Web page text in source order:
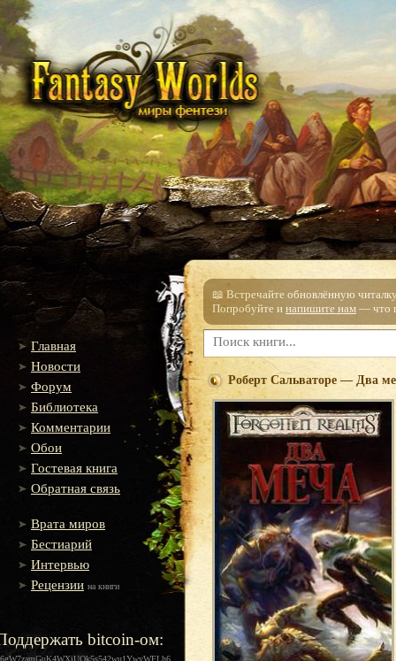
Главная
Новости
Форум
Библиотека
Комментарии
Обои
Гостевая книга
Обратная связь
Врата миров
Бестиарий
Интервью
Рецензии на книги
bitcoin-ом:
📖 Встречайте обновлённую
Попробуйте и напишите нам — что
Роберт Сальваторе — Два